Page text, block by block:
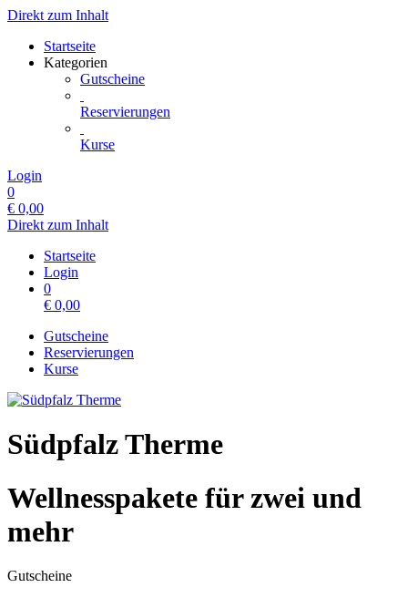
Direkt zum Inhalt
Startseite
Kategorien
Gutscheine
Reservierungen
Kurse
Login
0
€ 0,00
Direkt zum Inhalt
Startseite
Login
0
€ 0,00
Gutscheine
Reservierungen
Kurse
Südpfalz Therme
Wellnesspakete für zwei und
mehr
Gutscheine